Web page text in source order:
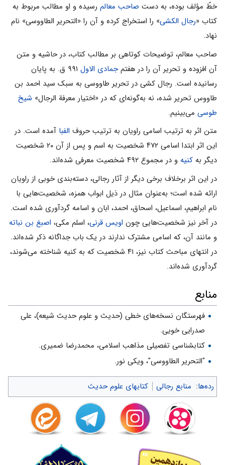
خطّ مؤلف بوده، به دست صاحب معالم رسیده و او مطالب مربوط به
کتاب «رجال الکشی» را استخراج کرده و آن را «التحریر الطاووسی» نام
نهاد.
صاحب معالم، توضیحات کوتاهى بر مطالب کتاب، در حاشیه و متن
آن افزوده و تحریر آن را در هفتمجمادى الاول
۹۹۱ ق. به پایان
رسانیده است. رجال کشى در تحریر طاووسى به سبک سید احمد بن
طاووس تحریر شده، نه به‌گونه‌اى که در «اختیار معرفة الرجال» شیخ
طوسى مى‌بینیم.
متن اثر به ترتیب اسامى راویان به ترتیب حروف الفبا آمده است. در
این اثر ابتدا اسامى ۴۷۲ شخصیت به اسم و پس از آن ۲۰ شخصیت
دیگر به کنیه و در مجموع ۴۹۲ شخصیت معرفى شده‌اند.
در این اثر برخلاف برخى دیگر از آثار رجالى، دسته‌بندى خوبى از راویان
ارائه شده است؛ به‌عنوان مثال در ذیل ابواب همزه، شخصیت‌هایى با
نام ابراهیم، اسماعیل، اسحاق، احمد، ابان و اسامه گردآورى شده است.
در آخر نیز شخصیت‌هایى چون اویس قرنی، اسلم مکى، اصبغ بن نباته
و مانند آن، که اسامى مشترک ندارند در یک باب جداگانه ذکر شده‌اند.
در انتهاى مباحث کتاب نیز، ۴۱ شخصیت که به کنیه شناخته مى‌شوند،
گردآورى شده‌اند.
منابع
فهرستگان نسخه‌های خطی (حدیث و علوم حدیث شیعه)، علی
صدرایی خویی.
کتابشناسی تفصیلی مذاهب اسلامی، محمدرضا ضمیری.
"التحریر الطاووسی"، ویکی نور.
رده‌ها: منابع رجالی کتابهای علوم حدیث